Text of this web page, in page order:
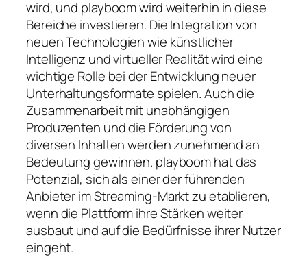
wird, und playboom wird weiterhin in diese
Bereiche investieren. Die Integration von
neuen Technologien wie künstlicher
Intelligenz und virtueller Realität wird eine
wichtige Rolle bei der Entwicklung neuer
Unterhaltungsformate spielen. Auch die
Zusammenarbeit mit unabhängigen
Produzenten und die Förderung von
diversen Inhalten werden zunehmend an
Bedeutung gewinnen. playboom hat das
Potenzial, sich als einer der führenden
Anbieter im Streaming-Markt zu etablieren,
wenn die Plattform ihre Stärken weiter
ausbaut und auf die Bedürfnisse ihrer Nutzer
eingeht.